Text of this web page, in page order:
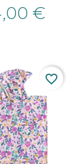
€
favorite_border